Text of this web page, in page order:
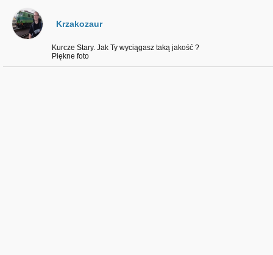
Krzakozaur
Kurcze Stary. Jak Ty wyciągasz taką jakość ?
Piękne foto